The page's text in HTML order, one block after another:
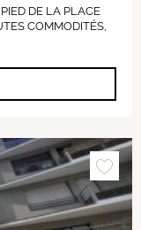
DE LA PLACE
COMMODITÉS,